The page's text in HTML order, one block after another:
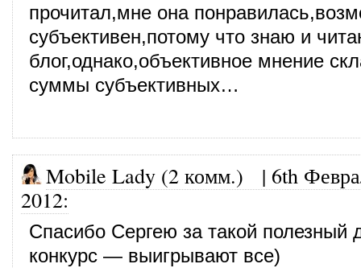
прочитал,мне она
субъективен,потому что знаю и
блог,однако,объективное мнение
суммы субъективных…
Mobile Lady (2 комм.) | 6th
2012:
Спасибо Сергею за такой полезный
конкурс — выигрывают все)